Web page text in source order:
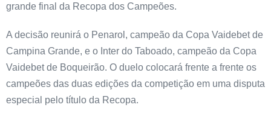
grande final da Recopa dos Campeões.
A decisão reunirá o Penarol, campeão da Copa Vaidebet de
Campina Grande, e o Inter do Taboado, campeão da Copa
Vaidebet de Boqueirão. O duelo colocará frente a frente os
campeões das duas edições da competição em uma disputa
especial pelo título da Recopa.